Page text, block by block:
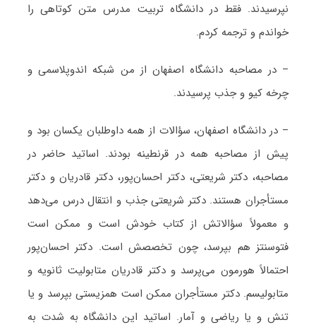
نپرسیدند. فقط در دانشگاه تربیت مدرس متن کوتاهی را
خواندم و ترجمه کردم.
– در مصاحبه دانشگاه اصفهان از من شبکه اندوپلاسمی و
چرخه کیو و جذب پرسیدند.
– در دانشگاه اصفهان، سؤالات از همه داوطلبان یکسان بود و
پیش از مصاحبه همه در قرنطینه بودند. اساتید حاضر در
مصاحبه، دکتر شریعتی، دکتر احسان‌پور، دکتر قادریان و دکتر
مستأجران هستند. دکتر شریعتی جذب و انتقال درس می‌دهد
و معمولاً سؤالاتش از کتاب خودش است و ممکن است
فتوسنتز هم بپرسد، چون تخصصش است. دکتر احسان‌پور
احتمالاً هورمون می‌پرسد و دکتر قادریان متابولیت ثانویه و
متابولیسم. دکتر مستأجران ممکن است همزیستی بپرسد و یا
تنش و یا ریاضی و آمار. اساتید این دانشگاه به شدت به